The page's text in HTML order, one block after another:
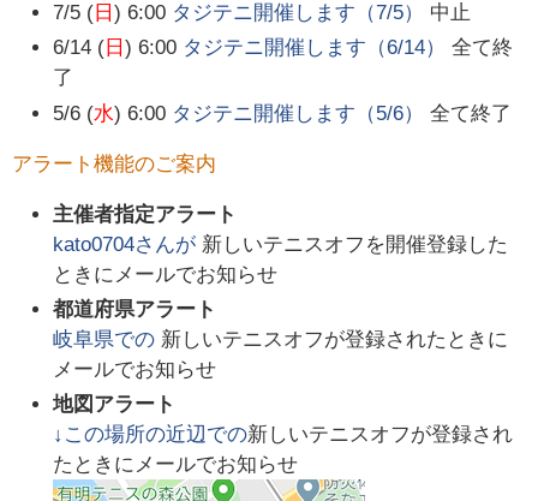
7/5 ( 日) 6:00 タジテニ開催します（7/5）
中止
6/14 ( 日) 6:00 タジテニ開催します（6/14）
全て終
了
5/6 (水) 6:00 タジテニ開催します（5/6） 全て終了
アラート機能のご案内
主催者指定アラート
kato0704さんが 新しいテニスオフを開催登録した
ときにメールでお知らせ
都道府県アラート
岐阜県での 新しいテニスオフが登録されたときに
メールでお知らせ
地図アラート
↓この場所の近辺での新しいテニスオフが登録され
たときにメールでお知らせ